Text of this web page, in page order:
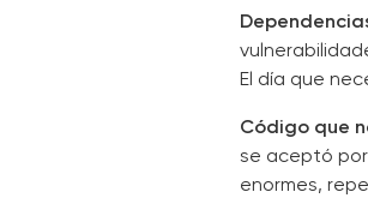
El día que
Código que
se aceptó
enormes,